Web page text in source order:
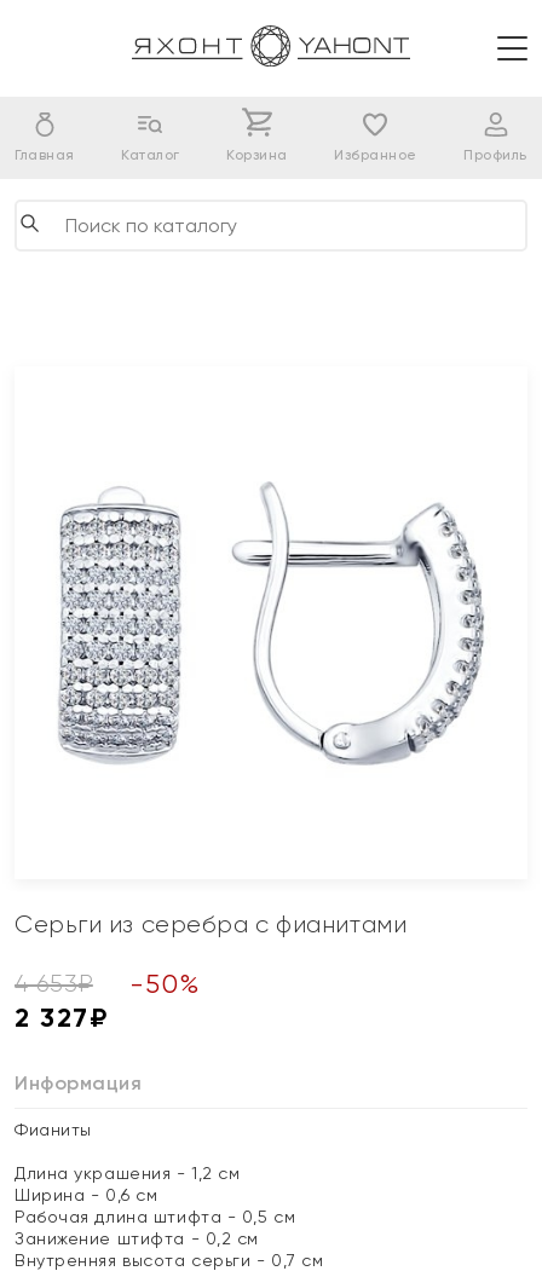
Главная Каталог Корзина Избранное Профиль
Серьги из серебра с фианитами
4 653₽ -50%
2 327₽
Информация
Фианиты
Длина украшения - 1,2 см
Ширина - 0,6 см
Рабочая длина штифта - 0,5 см
Занижение штифта - 0,2 см
Внутренняя высота серьги - 0,7 см